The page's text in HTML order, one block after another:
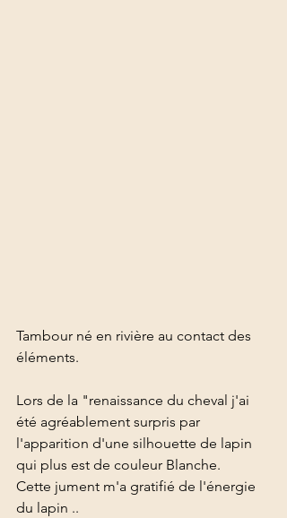
Tambour né en rivière au contact des
éléments.
Lors de la "renaissance du cheval j'ai
été agréablement surpris par
l'apparition d'une silhouette de lapin
qui plus est de couleur Blanche.
Cette jument m'a gratifié de l'énergie
du lapin ..